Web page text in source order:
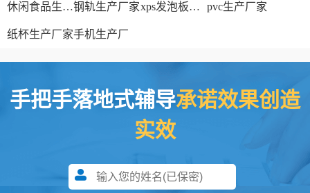
休闲食品生产线钢轨生产厂家 xps发泡板材生产线 pvc生产厂家
纸杯生产厂家手机生产厂
手把手落地式辅导承诺效果创造
实效